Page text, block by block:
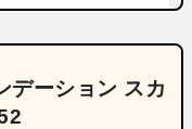
デーション スカ